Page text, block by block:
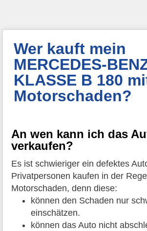
Wer kauft mein
MERCEDES-
KLASSE B 180
Motorschaden?
An wen kann ich das
verkaufen?
Es ist schwieriger ein defektes
Privatpersonen kaufen in der
Motorschaden, denn diese:
können den Schaden nur
einschätzen.
können das Auto nicht